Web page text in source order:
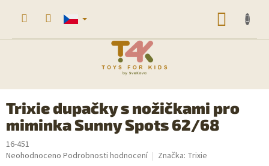
Trixie dupačky s nožičkami pro
miminka Sunny Spots 62/68
16-451
Průměrné
Neohodnoceno Podrobnosti hodnocení Značka: Trixie